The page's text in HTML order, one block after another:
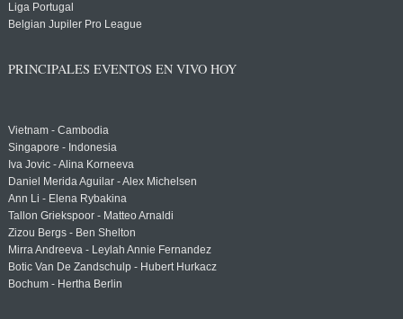
Liga Portugal
Belgian Jupiler Pro League
PRINCIPALES EVENTOS EN VIVO HOY
Vietnam - Cambodia
Singapore - Indonesia
Iva Jovic - Alina Korneeva
Daniel Merida Aguilar - Alex Michelsen
Ann Li - Elena Rybakina
Tallon Griekspoor - Matteo Arnaldi
Zizou Bergs - Ben Shelton
Mirra Andreeva - Leylah Annie Fernandez
Botic Van De Zandschulp - Hubert Hurkacz
Bochum - Hertha Berlin